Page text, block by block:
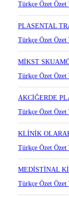
AKCİĞERDE
Türkçe ÖzetÖzet
PLASENTAL
Türkçe ÖzetÖzet
MİKST
Türkçe ÖzetÖzet
AKCİĞERDE
Türkçe ÖzetÖzet
KLİNİK
Türkçe ÖzetÖzet
MEDİSTİNAL